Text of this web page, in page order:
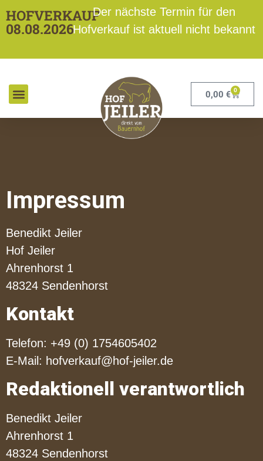
springen
HOFVERKAUF
08.08.2026
Der nächste Termin für den
Hofverkauf ist aktuell nicht bekannt
0,00 € 0
Impressum
Benedikt Jeiler
Hof Jeiler
Ahrenhorst 1
48324 Sendenhorst
Kontakt
Telefon: +49 (0) 1754605402
E-Mail: hofverkauf@hof-jeiler.de
Redaktionell verantwortlich
Benedikt Jeiler
Ahrenhorst 1
48324 Sendenhorst